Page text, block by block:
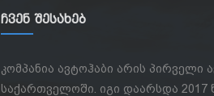
Ჩვენ Შესახებ
კომპანია ავტოჰაბი არის პირველი
საქართველოში. იგი დაარსდა 2017